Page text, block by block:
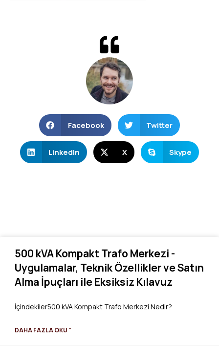
Facebook Twitter
LinkedIn X Skype
500 kVA Kompakt Trafo Merkezi -
Uygulamalar, Teknik Özellikler ve Satın
Alma İpuçları ile Eksiksiz Kılavuz
İçindekiler500 kVA Kompakt Trafo Merkezi Nedir?
DAHA FAZLA OKU "